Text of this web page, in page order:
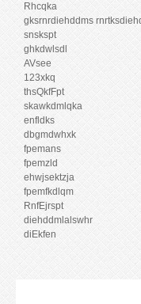
Rhcqka
gksrnrdiehddms
snskspt
ghkdwlsdl
AVsee
123xkq
thsQkfFpt
skawkdmlqka
enfldks
dbgmdwhxk
fpemans
fpemzld
ehwjsektzja
fpemfkdlqm
RnfEjrspt
diehddmlalswhr
diEkfen